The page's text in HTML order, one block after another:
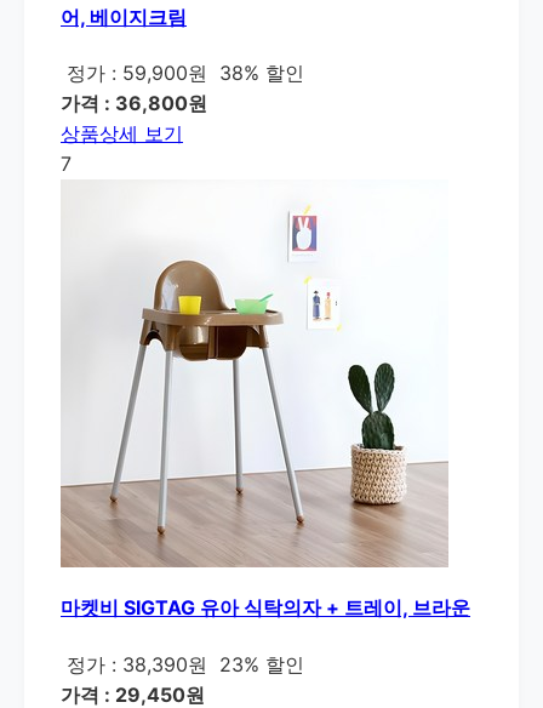
어, 베이지크림
정가 : 59,900원
38% 할인
가격 : 36,800원
상품상세 보기
7
마켓비 SIGTAG 유아 식탁의자 + 트레이, 브라운
정가 : 38,390원
23% 할인
가격 : 29,450원